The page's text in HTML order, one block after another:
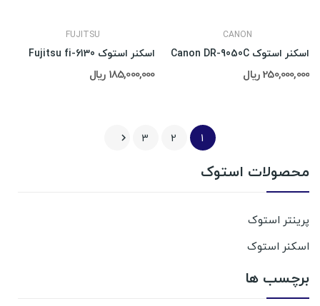
محصولات استوک
پرینتر استوک
اسکنر استوک
برچسب ها
CANON
اسکنر استوک Canon DR-9050C
250,000,000 ریال
FUJITSU
اسکنر استوک Fujitsu fi-6130
185,000,000 ریال
1
2
3
